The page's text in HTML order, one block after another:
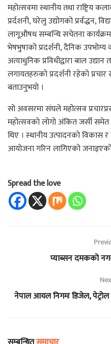
महोत्सवमा स्थानीय तथा राष्ट्रिय
प्रर्दशनी, घरेलु उद्योगको प्रर्वद्धन,
लागूऔषध सम्बन्धि सचेतना
भेषभुषाको प्रदर्शनी, दैनिक उपभोग्य
अत्याधुनिक प्रविधीद्वारा बाल
लगायतहरुको प्रदर्शनी रहेको
बताउनुभयो ।
सो अवसरमा संघले महोत्सव
महोत्सवको लोगो अंकित जर्सी समेत
थिए । स्थानीय उत्पादनको विकास
आयोजना गरिन लागिएको
Spread the love
प्याब्सन दमकको
नेपाल आयल निगमः डिजेल,